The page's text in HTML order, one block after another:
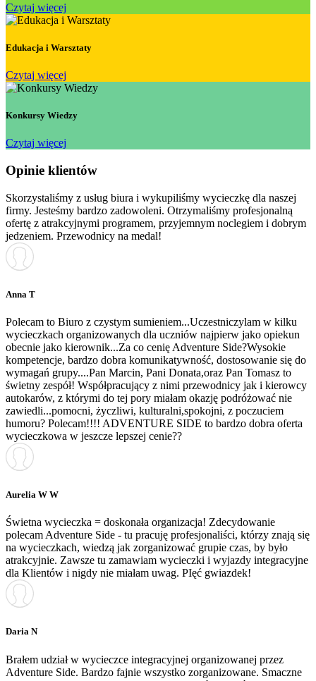
Czytaj więcej
Edukacja i Warsztaty
Czytaj więcej
Konkursy Wiedzy
Czytaj więcej
Opinie klientów
Skorzystaliśmy z usług biura i wykupiliśmy wycieczkę dla naszej
firmy. Jesteśmy bardzo zadowoleni. Otrzymaliśmy profesjonalną
ofertę z atrakcyjnymi programem, przyjemnym noclegiem i dobrym
jedzeniem. Przewodnicy na medal!
Anna T
Polecam to Biuro z czystym sumieniem...Uczestniczylam w kilku
wycieczkach organizowanych dla uczniów najpierw jako opiekun
obecnie jako kierownik...Za co cenię Adventure Side?Wysokie
kompetencje, bardzo dobra komunikatywność, dostosowanie się do
wymagań grupy....Pan Marcin, Pani Donata,oraz Pan Tomasz to
świetny zespół! Współpracujący z nimi przewodnicy jak i kierowcy
autokarów, z którymi do tej pory miałam okazję podróżować nie
zawiedli...pomocni, życzliwi, kulturalni,spokojni, z poczuciem
humoru? Polecam!!!! ADVENTURE SIDE to bardzo dobra oferta
wycieczkowa w jeszcze lepszej cenie??
Aurelia W W
Świetna wycieczka = doskonała organizacja! Zdecydowanie
polecam Adventure Side - tu pracuję profesjonaliści, którzy znają się
na wycieczkach, wiedzą jak zorganizować grupie czas, by było
atrakcyjnie. Zawsze tu zamawiam wycieczki i wyjazdy integracyjne
dla Klientów i nigdy nie miałam uwag. PIęć gwiazdek!
Daria N
Brałem udział w wycieczce integracyjnej organizowanej przez
Adventure Side. Bardzo fajnie wszystko zorganizowane. Smaczne